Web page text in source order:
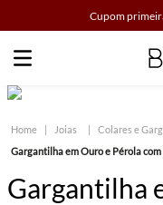
Cupom
Faça sua busca
Joias
Colares e
Gargantilha em Ouro e Pérola com
Gargantilha